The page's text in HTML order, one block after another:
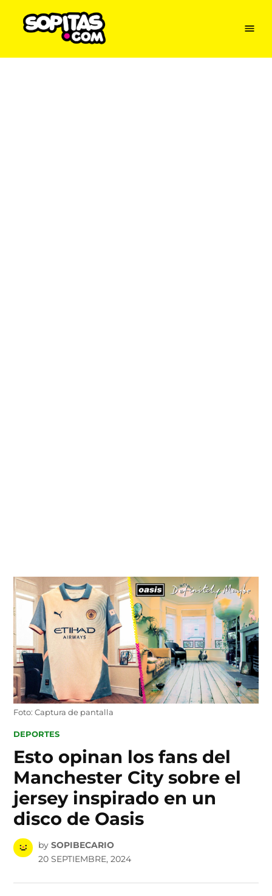
content
Menu
Foto: Captura de pantalla
POSTED
DEPORTES
Esto opinan los fans del
Manchester City sobre el
jersey inspirado en un
disco de Oasis
by SOPIBECARIO
20 SEPTIEMBRE, 2024